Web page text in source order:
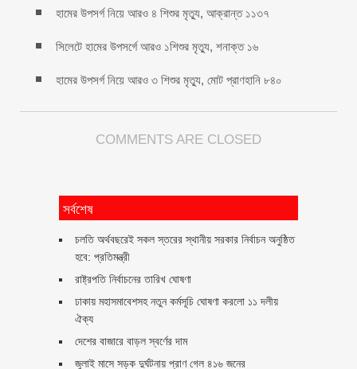
হামের উপসর্গ নিয়ে আরও ৪ শিশুর মৃত্যু, আক্রান্ত ১১৩৭
সিলেটে হামের উপসর্গে আরও ১শিশুর মৃত্যু, শনাক্ত ১৬
হামের উপসর্গ নিয়ে আরও ৩ শিশুর মৃত্যু, মোট প্রাণহানি ৮৪০
COMMENTS ARE CLOSED
সর্বশেষ
চলতি অর্থবছরেই সকল স্তরের স্থানীয় সরকার নির্বাচন অনুষ্ঠিত
হবে: প্রতিমন্ত্রী
রাষ্ট্রপতি নির্বাচনের তারিখ ঘোষণা
ঢাকায় মহাসমাবেশসহ নতুন কর্মসূচি ঘোষণা করলো ১১ দলীয়
ঐক্য
দেশের বাজারে বাড়ল স্বর্ণের দাম
জুলাই মাসে সড়ক দুর্ঘটনায় প্রাণ গেল ৪১৬ জনের